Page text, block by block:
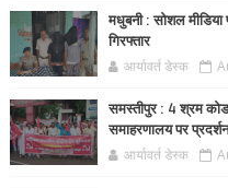
मधुबनी : सोशल मीडिया
गिरफ्तार
आर्यावर्त डेस्क
समस्तीपुर : 4 श्रम
समाहरणालय पर प्रदर्शन
आर्यावर्त डेस्क